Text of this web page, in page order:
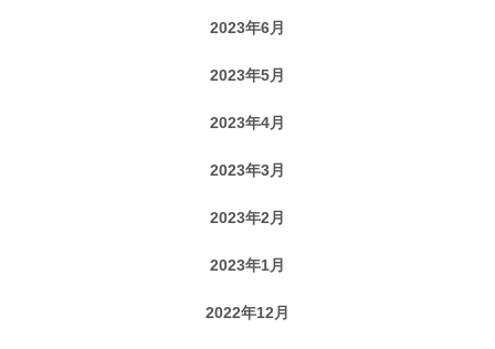
2023年6月
2023年5月
2023年4月
2023年3月
2023年2月
2023年1月
2022年12月